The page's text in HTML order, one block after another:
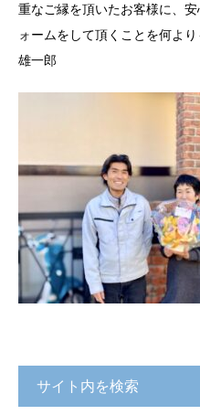
重なご縁を頂いたお客様に、
ォームをして頂くことを何よ
雄一郎
サイト内を検索